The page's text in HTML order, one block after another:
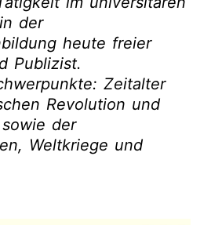
der
heute freier
Publizist.
Zeitalter
Revolution und
der
Weltkriege und